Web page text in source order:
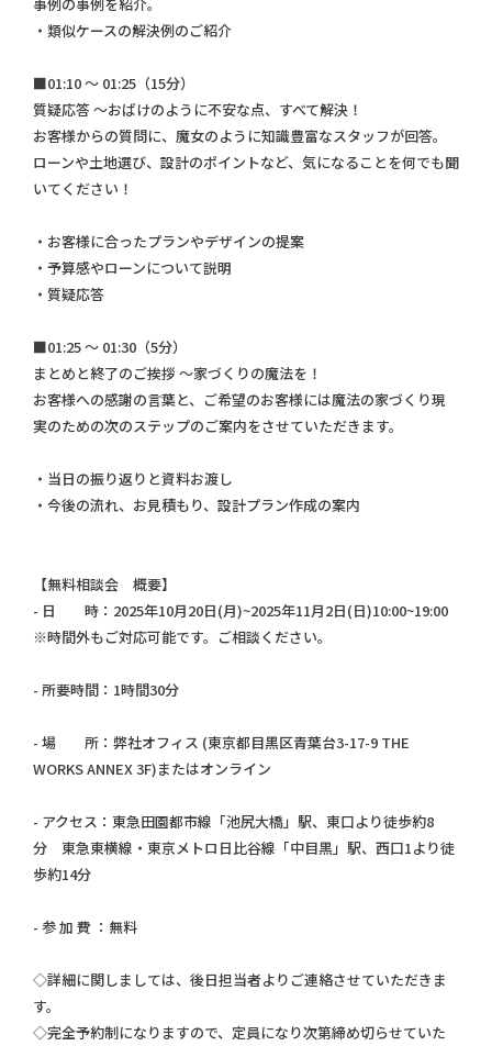
・類似ケースの解決例のご紹介
■01:10 ～ 01:25（15分）
質疑応答 ～おばけのように不安な点、すべて解決！
お客様からの質問に、魔女のように知識豊富なスタッフが回答。
ローンや土地選び、設計のポイントなど、気になることを何でも聞
いてください！
・お客様に合ったプランやデザインの提案
・予算感やローンについて説明
・質疑応答
■01:25 ～ 01:30（5分）
まとめと終了のご挨拶 ～家づくりの魔法を！
お客様への感謝の言葉と、ご希望のお客様には魔法の家づくり現
実のための次のステップのご案内をさせていただきます。
・当日の振り返りと資料お渡し
・今後の流れ、お見積もり、設計プラン作成の案内
【無料相談会 概要】
- 日 時：2025年10月20日(月)~2025年11月2日(日)10:00~19:00
※時間外もご対応可能です。ご相談ください。
- 所要時間：1時間30分
- 場 所：弊社オフィス (東京都目黒区青葉台3-17-9 THE
WORKS ANNEX 3F)またはオンライン
- アクセス：東急田園都市線「池尻大橋」駅、東口より徒歩約8
分 東急東横線・東京メトロ日比谷線「中目黒」駅、西口1より徒
歩約14分
- 参 加 費 ：無料
◇詳細に関しましては、後日担当者よりご連絡させていただきま
す。
◇完全予約制になりますので、定員になり次第締め切らせていた